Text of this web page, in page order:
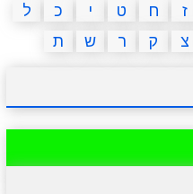
פוקימון גו מצא הבדלים
אשליות חדשות
ז ח ט י כ
ל
צ ק ר ש ת